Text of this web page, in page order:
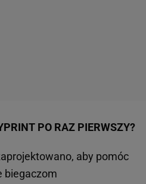
PO RAZ PIERWSZY?
aby pomóc
biegaczom